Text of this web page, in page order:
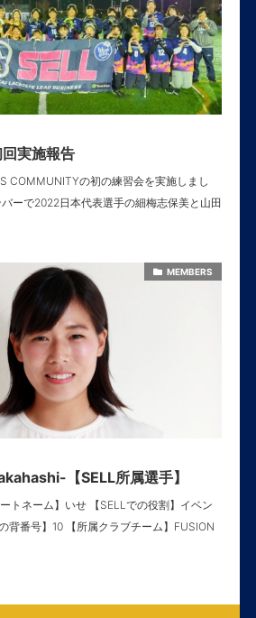
実施報告
COMMUNITYの初の練習会を実施しまし
ーで2022日本代表選手の細梅志保美と山田
MEMBERS
【SELL所属選手】
トネーム】いせ 【SELLでの役割】イベン
背番号】10 【所属クラブチーム】FUSION